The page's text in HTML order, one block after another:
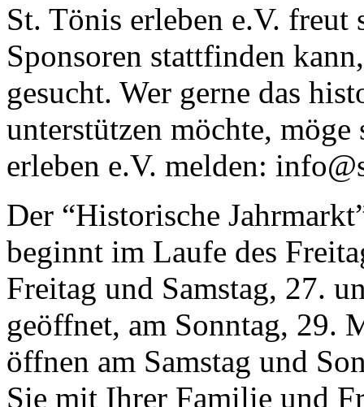
St. Tönis erleben e.V. freut
Sponsoren stattfinden
gesucht. Wer gerne das
unterstützen möchte,
erleben e.V. melden:
Der “Historische
beginnt im Laufe des
Freitag und Samstag, 27.
geöffnet, am Sonntag, 29.
öffnen am Samstag und
Sie mit Ihrer Familie und